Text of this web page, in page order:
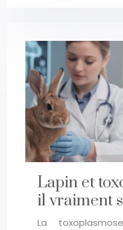
Lapin et
il vraiment
La